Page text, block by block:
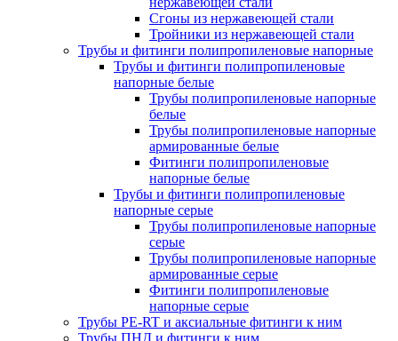
Сгоны из нержавеющей стали
Тройники из нержавеющей стали
Трубы и фитинги полипропиленовые напорные
Трубы и фитинги полипропиленовые
напорные белые
Трубы полипропиленовые напорные
белые
Трубы полипропиленовые напорные
армированные белые
Фитинги полипропиленовые
напорные белые
Трубы и фитинги полипропиленовые
напорные серые
Трубы полипропиленовые напорные
серые
Трубы полипропиленовые напорные
армированные серые
Фитинги полипропиленовые
напорные серые
Трубы PE-RT и аксиальные фитинги к ним
Трубы ПНД и фитинги к ним